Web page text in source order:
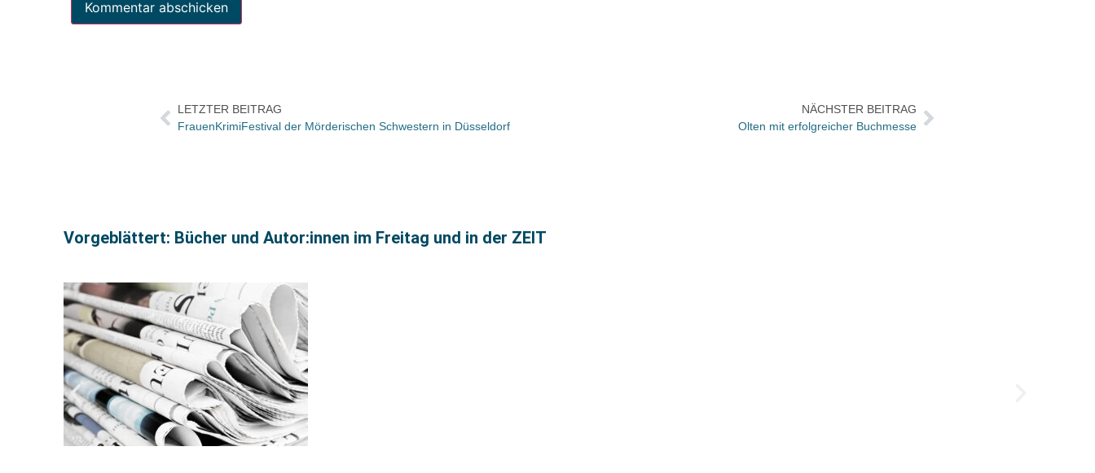
LETZTER BEITRAG
FrauenKrimiFestival der Mörderischen Schwestern in Düsseldorf
NÄCHSTER BEITRAG
Olten mit erfolgreicher Buchmesse
Vorgeblättert: Bücher und Autor:innen im Freitag und in der ZEIT